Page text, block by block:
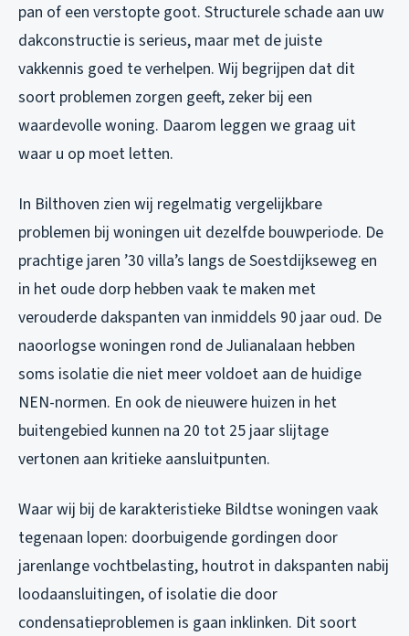
pan of een verstopte goot. Structurele schade aan uw
dakconstructie is serieus, maar met de juiste
vakkennis goed te verhelpen. Wij begrijpen dat dit
soort problemen zorgen geeft, zeker bij een
waardevolle woning. Daarom leggen we graag uit
waar u op moet letten.
In Bilthoven zien wij regelmatig vergelijkbare
problemen bij woningen uit dezelfde bouwperiode. De
prachtige jaren ’30 villa’s langs de Soestdijkseweg en
in het oude dorp hebben vaak te maken met
verouderde dakspanten van inmiddels 90 jaar oud. De
naoorlogse woningen rond de Julianalaan hebben
soms isolatie die niet meer voldoet aan de huidige
NEN-normen. En ook de nieuwere huizen in het
buitengebied kunnen na 20 tot 25 jaar slijtage
vertonen aan kritieke aansluitpunten.
Waar wij bij de karakteristieke Bildtse woningen vaak
tegenaan lopen: doorbuigende gordingen door
jarenlange vochtbelasting, houtrot in dakspanten nabij
loodaansluitingen, of isolatie die door
condensatieproblemen is gaan inklinken. Dit soort